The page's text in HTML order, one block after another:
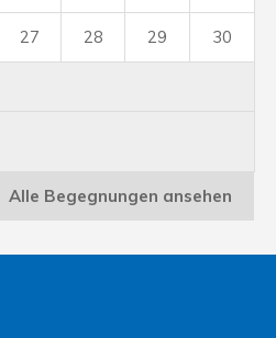
27 28 29 30
Alle Begegnungen ansehen